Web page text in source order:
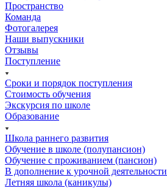
Пространство
Команда
Фотогалерея
Наши выпускники
Отзывы
Поступление
Сроки и порядок поступления
Стоимость обучения
Экскурсия по школе
Образование
Школа раннего развития
Обучение в школе (полупансион)
Обучение с проживанием (пансион)
В дополнение к урочной деятельности
Летняя школа (каникулы)